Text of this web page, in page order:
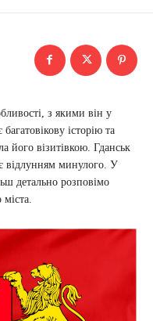
з якими він у
історію та
його візитівкою. Гданськ
відлунням минулого. У
детально розповімо